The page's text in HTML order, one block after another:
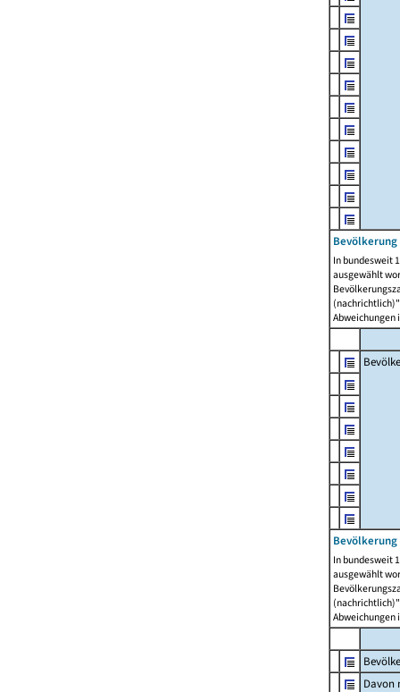
In bundesweit
ausgewählt
Abweichungen
In bundesweit
ausgewählt
Abweichungen
Davon